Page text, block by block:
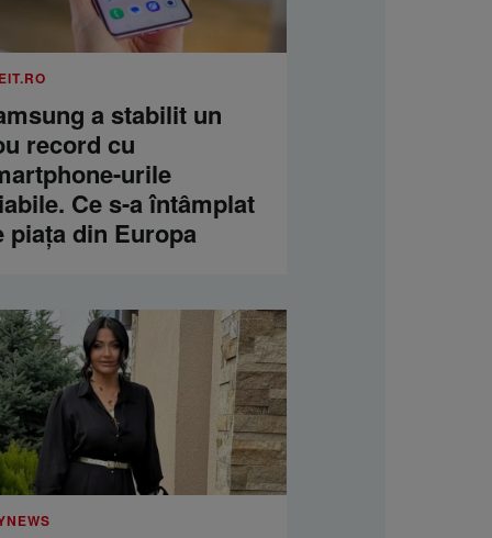
a stabilit un
record cu
urile
Ce s-a întâmplat
piața din Europa